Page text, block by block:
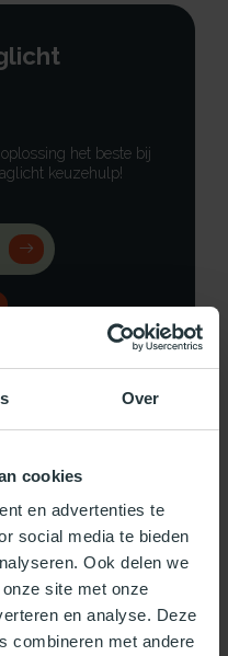
Over
cookies
en advertenties te
social media te bieden
Ook delen we
site met onze
en analyse. Deze
combineren met andere
het beste bij
keuzehulp!